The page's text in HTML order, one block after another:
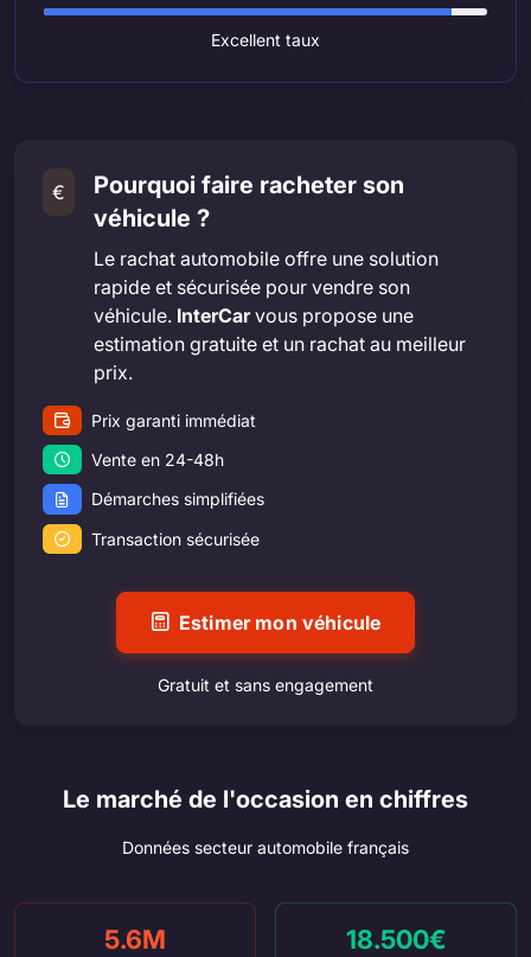
Excellent taux
€
Pourquoi faire racheter son
véhicule ?
Le rachat automobile offre une solution
rapide et sécurisée pour vendre son
véhicule. InterCarvous propose une
estimation gratuite et un rachat au meilleur
prix.
Prix garanti immédiat
Vente en 24-48h
Démarches simplifiées
Transaction sécurisée
Estimer mon véhicule
Gratuit et sans engagement
Le marché de l'occasion en chiffres
Données secteur automobile français
5.6M 18.500€